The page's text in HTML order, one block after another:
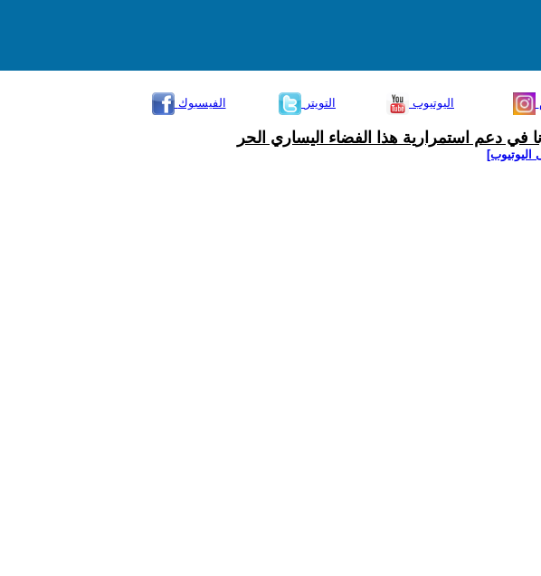
الفيسبوك
التويتر اليوتيوب
في دعم استمرارية هذا الفضاء اليساري الحر